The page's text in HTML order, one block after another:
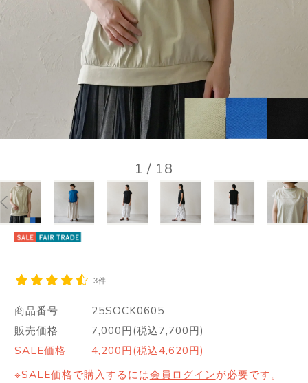
1 / 18
3件
商品番号
25SOCK0605
販売価格
7,000円(税込7,700円)
SALE価格
4,200円(税込4,620円)
※SALE価格で購入するには会員ログインが必要です。